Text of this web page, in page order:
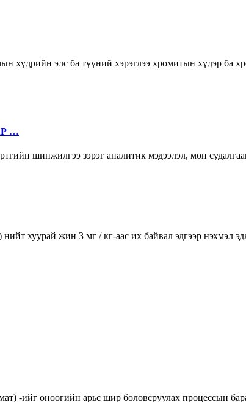
хүдрийн элс ба түүний хэрэглээ хромитын хүдэр ба
…
шинжилгээ зэрэг аналитик мэдээлэл, мөн
хуурай жин 3 мг / кг-аас их байвал эдгээр нэхмэл
-ийг өнөөгийн арьс шир боловсруулах процессын